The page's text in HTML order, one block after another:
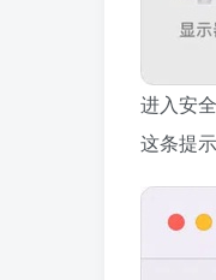
进入安
这条提